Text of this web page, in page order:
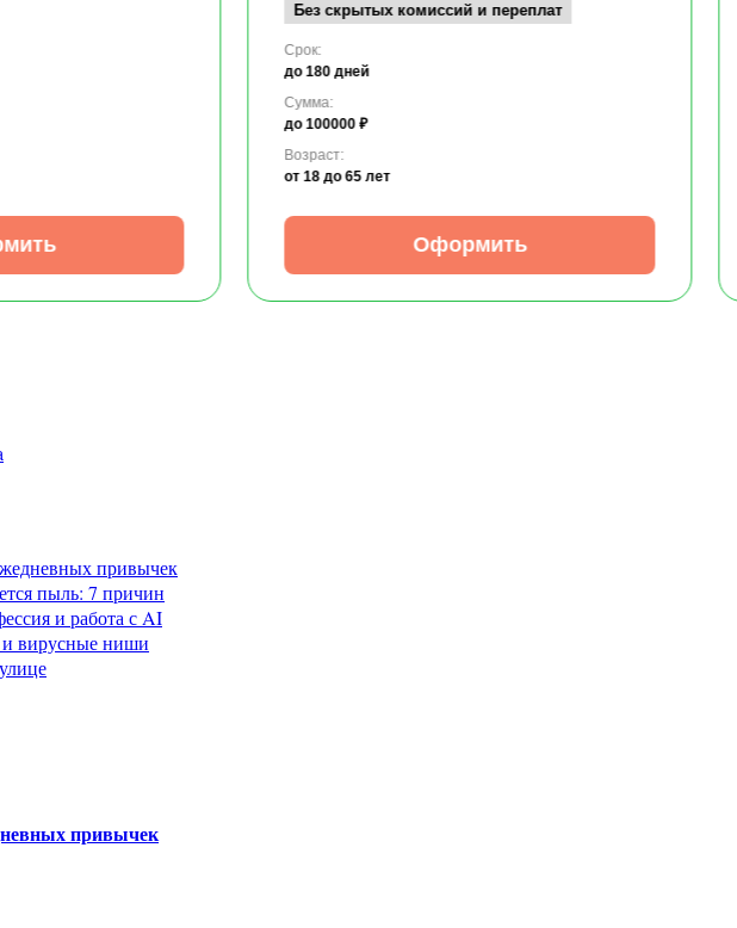
Без скрытых комиссий и переплат
Срок:
до 180 дней
Сумма:
до 100000 ₽
Возраст:
от 18 до 65 лет
Оформить
привычек
пыль: 7 причин
и работа с AI
и вирусные ниши
привычек